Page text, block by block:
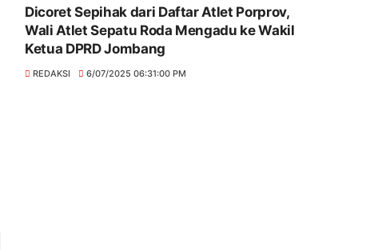
Dicoret Sepihak dari Daftar Atlet Porprov,
Wali Atlet Sepatu Roda Mengadu ke Wakil
Ketua DPRD Jombang
REDAKSI 6/07/2025 06:31:00 PM